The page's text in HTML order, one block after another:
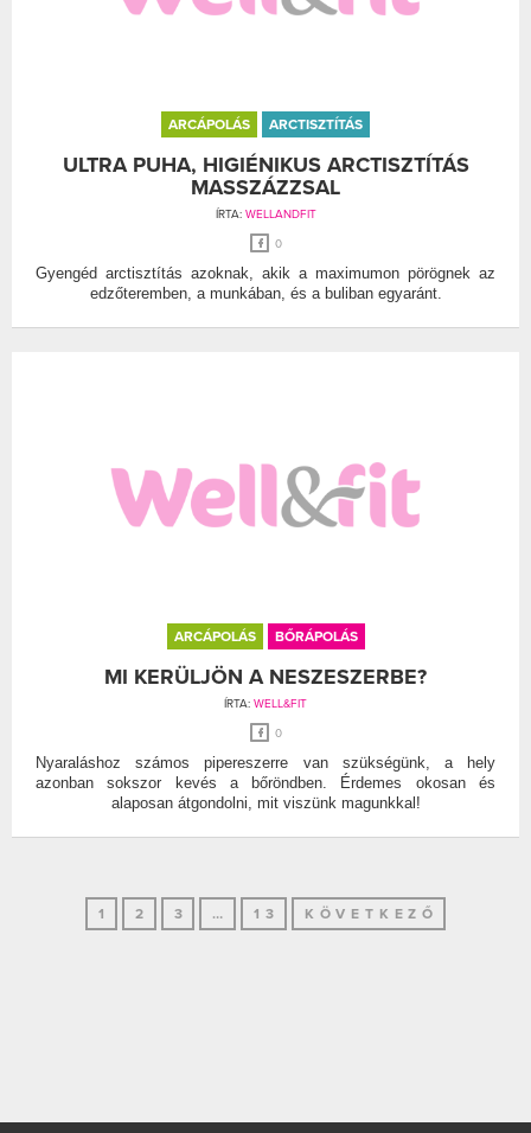
ARCÁPOLÁS ARCTISZTÍTÁS
ULTRA PUHA, HIGIÉNIKUS ARCTISZTÍTÁS
MASSZÁZZSAL
ÍRTA: WELLANDFIT
0
Gyengéd arctisztítás azoknak, akik a maximumon pörögnek az
edzőteremben, a munkában, és a buliban egyaránt.
ARCÁPOLÁS BŐRÁPOLÁS
MI KERÜLJÖN A NESZESZERBE?
ÍRTA: WELL&FIT
0
Nyaraláshoz számos pipereszerre van szükségünk, a hely
azonban sokszor kevés a bőröndben. Érdemes okosan és
alaposan átgondolni, mit viszünk magunkkal!
1 2 3 … 13 KÖVETKEZŐ